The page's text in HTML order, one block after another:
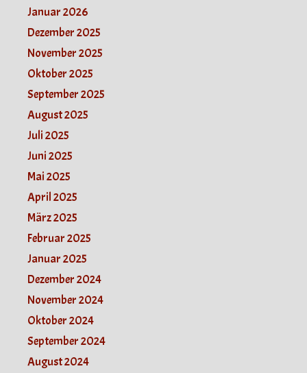
Januar 2026
Dezember 2025
November 2025
Oktober 2025
September 2025
August 2025
Juli 2025
Juni 2025
Mai 2025
April 2025
März 2025
Februar 2025
Januar 2025
Dezember 2024
November 2024
Oktober 2024
September 2024
August 2024